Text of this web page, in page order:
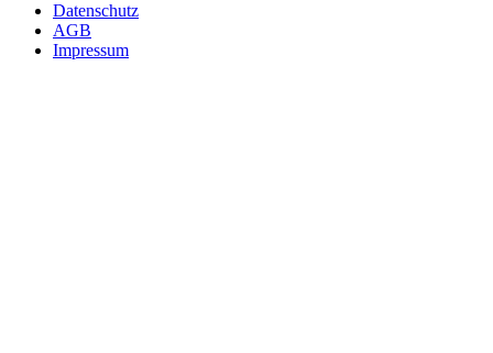
Datenschutz
AGB
Impressum